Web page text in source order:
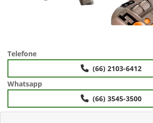
Telefone
(66) 2103-6412
Whatsapp
(66) 3545-3500